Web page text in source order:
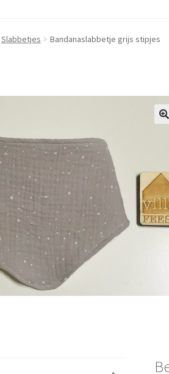
Slabbetjes Bandanaslabbetje grijs stipjes